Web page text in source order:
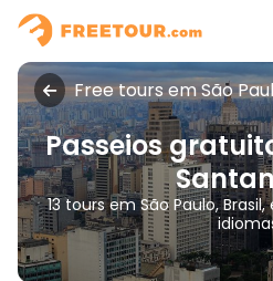
Free tours em São
Passeios
13 tours em São Paulo,